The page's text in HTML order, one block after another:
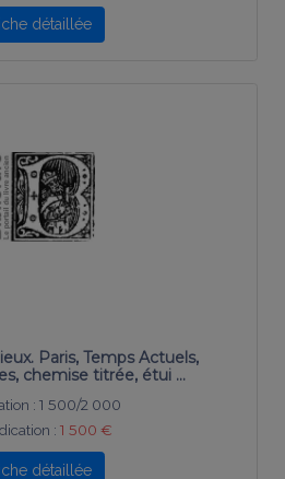
détaillée
Paris, Temps Actuels,
chemise titrée, étui …
: 1 500/2 000
: 1 500 €
détaillée